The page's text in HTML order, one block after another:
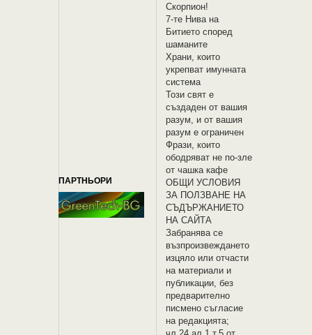
Скорпион!
7-те Нива на
Битието според
шаманите
Храни, които
укрепват имунната
система
Този свят е
създаден от вашия
разум, и от вашия
разум е ограничен
Фрази, които
ободряват не по-зле
от чашка кафе
ПАРТНЬОРИ
OБЩИ УСЛОВИЯ
ЗА ПОЛЗВАНЕ НА
СЪДЪРЖАНИЕТО
НА САЙТА
Забранява се
възпроизвеждането
изцяло или отчасти
на материали и
публикации, без
предварително
писмено съгласие
на редакцията;